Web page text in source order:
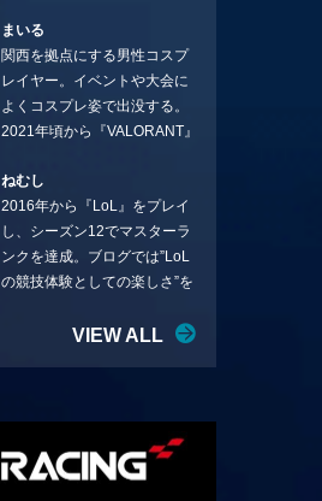
rmKUBO
BGMなどを手掛ける作曲家と
フリーランスのライターの二
足の草鞋を履いて幅広く活動
中。無類のラーメン好き！
Twitter:@ongakucas
まいる
関西を拠点にする男性コスプ
レイヤー。イベントや大会に
よくコスプレ姿で出没する。
2021年頃から『VALORANT』
続ける。現在の推しチームは
「CREST GAMING」。X：
@mlunias（Photo by
Subaru.F.）
ねむし
2016年から『LoL』をプレイ
し、シーズン12でマスターラ
ンクを達成。ブログでは”LoL
の競技体験としての楽しさ”を
リーを愛し、元ADCメイン
VIEW ALL